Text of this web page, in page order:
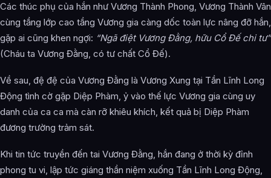
Các thúc phụ của hắn như Vương Thành Phong, Vương Thành Vân
cùng tầng lớp cao tầng Vương gia càng dốc toàn lực nâng đỡ hắn,
gặp ai cũng khen ngợi: “Ngã điệt Vương Đằng, hữu Cổ Đế chi tư”
(Cháu ta Vương Đằng, có tư chất Cổ Đế).
Về sau, đệ đệ của Vương Đằng là Vương Xung tại Tần Lĩnh Long
Động tình cờ gặp Diệp Phàm, ỷ vào thế lực Vương gia cùng uy
danh của ca ca mà càn rỡ khiêu khích, kết quả bị Diệp Phàm
đương trường trảm sát.
Khi tin tức truyền đến tai Vương Đằng, hắn đang ở thời kỳ đỉnh
phong tu vi, lập tức giáng thần niệm xuống Tần Lĩnh Long Động,